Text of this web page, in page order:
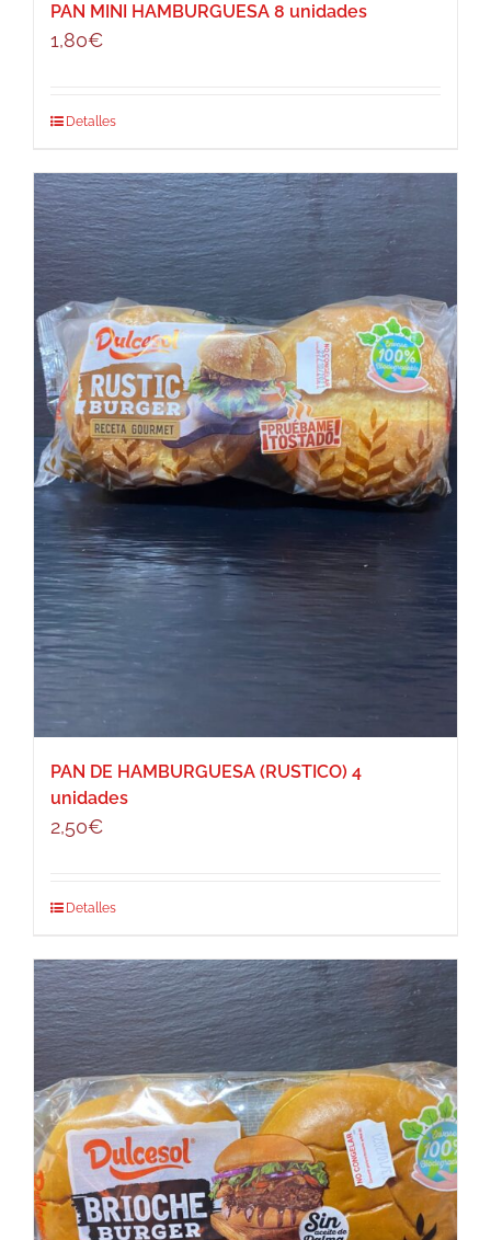
PAN MINI HAMBURGUESA 8 unidades
1,80€
Detalles
PAN DE HAMBURGUESA (RUSTICO) 4
unidades
2,50€
Detalles